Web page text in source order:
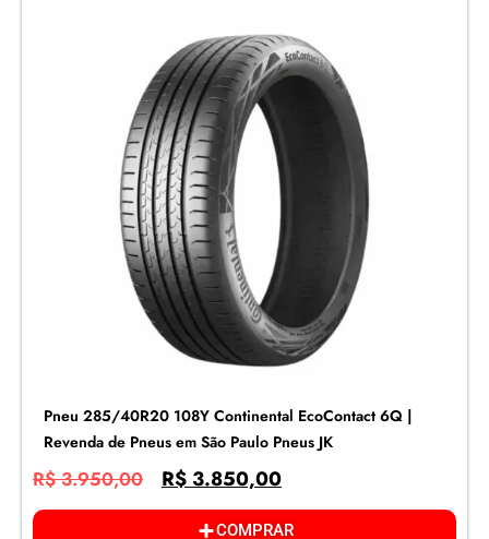
Pneu 285/40R20 108Y Continental EcoContact 6Q |
Revenda de Pneus em São Paulo Pneus JK
R$3.950,00 R$ 3.850,00
COMPRAR